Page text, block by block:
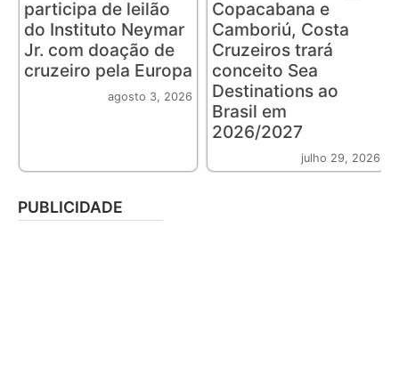
participa de leilão
do Instituto Neymar
Jr. com doação de
cruzeiro pela Europa
agosto 3, 2026
Copacabana e
Camboriú, Costa
Cruzeiros trará
conceito Sea
Destinations ao
Brasil em
2026/2027
julho 29, 2026
PUBLICIDADE